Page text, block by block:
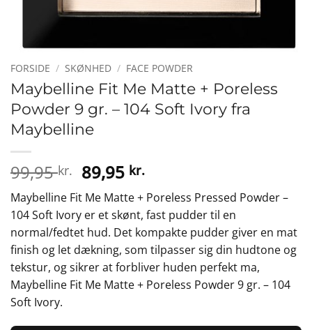
FORSIDE / SKØNHED / FACE POWDER
Maybelline Fit Me Matte + Poreless
Powder 9 gr. – 104 Soft Ivory fra
Maybelline
99,95kr. Den
oprindelige
pris
var:
99,95 kr..
89,95 kr.Den
aktuelle
pris
er:
89,95 kr..
Maybelline Fit Me Matte + Poreless Pressed Powder –
104 Soft Ivory er et skønt, fast pudder til en
normal/fedtet hud. Det kompakte pudder giver en mat
finish og let dækning, som tilpasser sig din hudtone og
tekstur, og sikrer at forbliver huden perfekt ma,
Maybelline Fit Me Matte + Poreless Powder 9 gr. – 104
Soft Ivory.